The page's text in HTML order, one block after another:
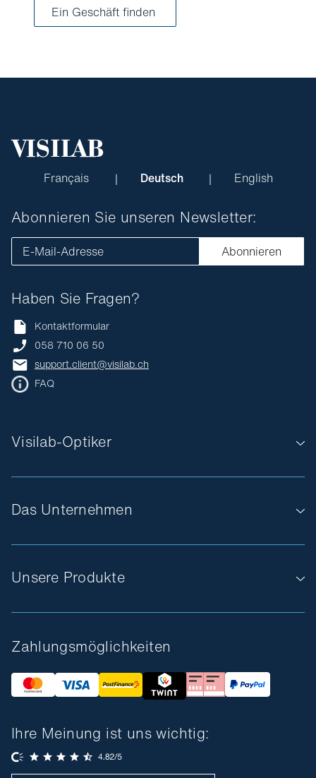
Ein Geschäft finden
Français Deutsch English
Das Unternehmen
Unsere Produkte
Visilab-Optiker
Haben Sie Fragen?
Kontaktformular
058 710 06 50
support.client@visilab.ch
FAQ
Abonnieren Sie unseren Newsletter:
E-Mail-Adresse Abonnieren
Zahlungsmöglichkeiten
Ihre Meinung ist uns wichtig: